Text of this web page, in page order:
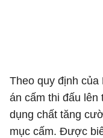
Theo quy định của
án cấm thi đấu
dụng chất tăng
mục cấm. Được